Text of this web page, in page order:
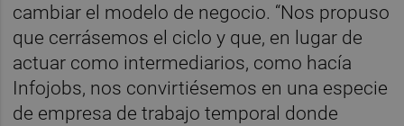
cambiar el modelo de negocio. “Nos propuso
que cerrásemos el ciclo y que, en lugar de
actuar como intermediarios, como hacía
Infojobs, nos convirtiésemos en una especie
de empresa de trabajo temporal donde